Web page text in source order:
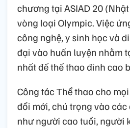
chương tại ASIAD 20
vòng loại Olympic. Việc
công nghệ, y sinh học và
đại vào huấn luyện nhằm
nhất để thể thao đỉnh cao
Công tác Thể thao cho
đổi mới, chú trọng vào
như người cao tuổi, người